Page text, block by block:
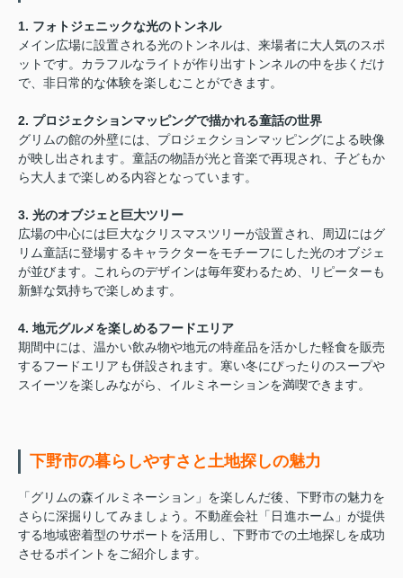
1. フォトジェニックな光のトンネル
メイン広場に設置される光のトンネルは、来場者に大人気のスポ
ットです。カラフルなライトが作り出すトンネルの中を歩くだけ
で、非日常的な体験を楽しむことができます。
2. プロジェクションマッピングで描かれる童話の世界
グリムの館の外壁には、プロジェクションマッピングによる映像
が映し出されます。童話の物語が光と音楽で再現され、子どもか
ら大人まで楽しめる内容となっています。
3. 光のオブジェと巨大ツリー
広場の中心には巨大なクリスマスツリーが設置され、周辺にはグ
リム童話に登場するキャラクターをモチーフにした光のオブジェ
が並びます。これらのデザインは毎年変わるため、リピーターも
新鮮な気持ちで楽しめます。
4. 地元グルメを楽しめるフードエリア
期間中には、温かい飲み物や地元の特産品を活かした軽食を販売
するフードエリアも併設されます。寒い冬にぴったりのスープや
スイーツを楽しみながら、イルミネーションを満喫できます。
下野市の暮らしやすさと土地探しの魅力
「グリムの森イルミネーション」を楽しんだ後、下野市の魅力を
さらに深掘りしてみましょう。不動産会社「日進ホーム」が提供
する地域密着型のサポートを活用し、下野市での土地探しを成功
させるポイントをご紹介します。